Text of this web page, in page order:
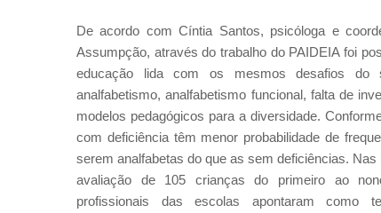
De acordo com Cíntia Santos, psicóloga e
Assumpção, através do trabalho do PAIDEIA foi
educação lida com os mesmos desafios do
analfabetismo, analfabetismo funcional, falta de
modelos pedagógicos para a diversidade.
com deficiência têm menor probabilidade de
serem analfabetas do que as sem deficiências.
avaliação de 105 crianças do primeiro ao
profissionais das escolas apontaram como